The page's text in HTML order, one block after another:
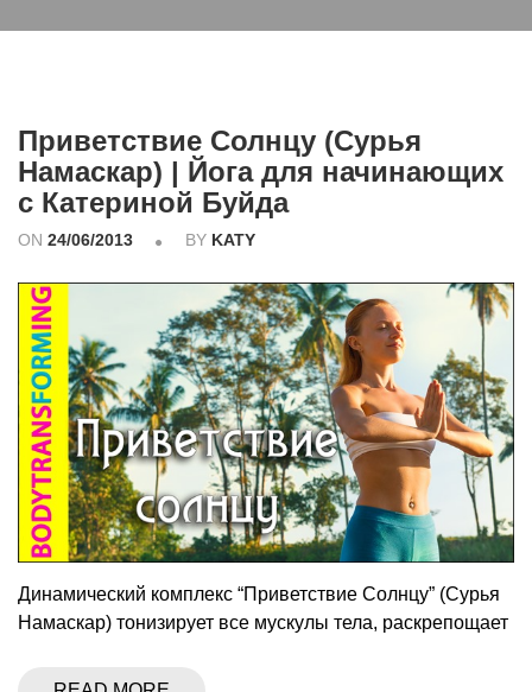
Приветствие Солнцу (Сурья
Намаскар) | Йога для начинающих
с Катериной Буйда
ON 24/06/2013 BY KATY
Динамический комплекс “Приветствие Солнцу” (Сурья
Намаскар) тонизирует все мускулы тела, раскрепощает